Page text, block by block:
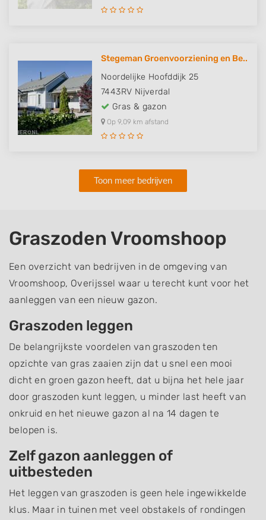
Stegeman Groenvoorziening en Be..
Noordelijke Hoofddijk 25
7443RV Nijverdal
Gras & gazon
Op 9,09 km afstand
Toon meer bedrijven
Graszoden Vroomshoop
Een overzicht van bedrijven in de omgeving van
Vroomshoop, Overijssel waar u terecht kunt voor het
aanleggen van een nieuw gazon.
Graszoden leggen
De belangrijkste voordelen van graszoden ten
opzichte van gras zaaien zijn dat u snel een mooi
dicht en groen gazon heeft, dat u bijna het hele jaar
door graszoden kunt leggen, u minder last heeft van
onkruid en het nieuwe gazon al na 14 dagen te
belopen is.
Zelf gazon aanleggen of
uitbesteden
Het leggen van graszoden is geen hele ingewikkelde
klus. Maar in tuinen met veel obstakels of rondingen